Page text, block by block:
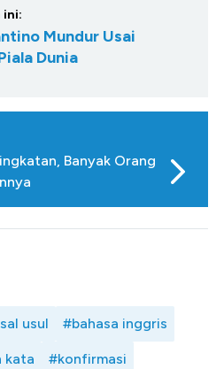
ini:
Mundur Usai
Dunia
Banyak Orang
usul #bahasa inggris
kata #konfirmasi